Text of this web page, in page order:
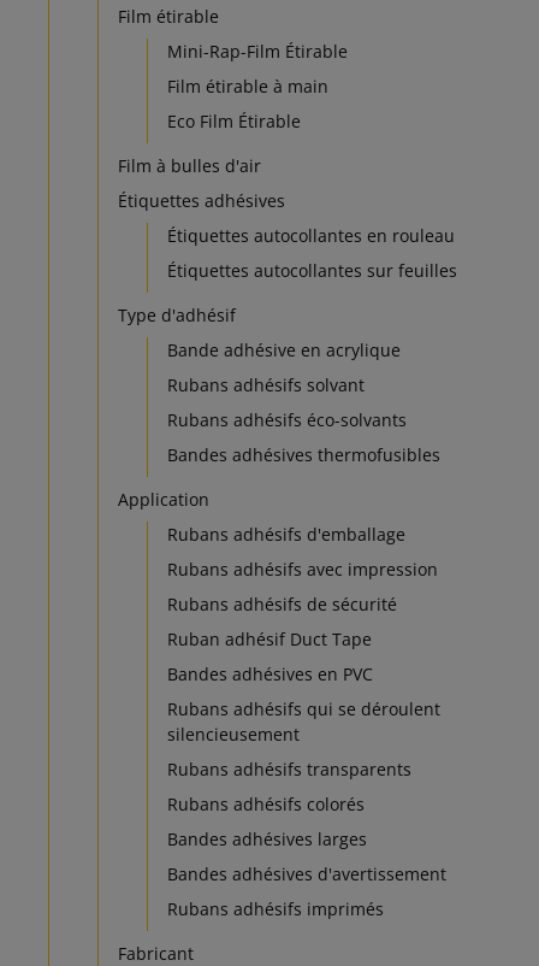
Film étirable
Mini-Rap-Film Étirable
Film étirable à main
Eco Film Étirable
Film à bulles d'air
Étiquettes adhésives
Étiquettes autocollantes en rouleau
Étiquettes autocollantes sur feuilles
Type d'adhésif
Bande adhésive en acrylique
Rubans adhésifs solvant
Rubans adhésifs éco-solvants
Bandes adhésives thermofusibles
Application
Rubans adhésifs d'emballage
Rubans adhésifs avec impression
Rubans adhésifs de sécurité
Ruban adhésif Duct Tape
Bandes adhésives en PVC
Rubans adhésifs qui se déroulent
silencieusement
Rubans adhésifs transparents
Rubans adhésifs colorés
Bandes adhésives larges
Bandes adhésives d'avertissement
Rubans adhésifs imprimés
Fabricant